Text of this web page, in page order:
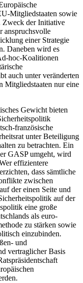
Mitglied­staa­ten sowie
Zweck der Initiative
an­spruchsvolle
einer Strategie
Daneben wird es
hoc-Koalitionen
auch unter veränderten
Mit­glied­staaten nur eine
Gewicht bieten
französische
unter Betei­ligung
zu betrachten. Ein
GASP umgeht, wird
effizientere
dass sämtliche
zwischen
der einen Seite und
heitspolitik auf der
eine große
als euro­
zu stärken sowie
ein­zubinden.
und
vertraglicher Basis